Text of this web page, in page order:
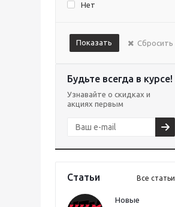
Нет
Показать Сбросить
Будьте всегда в курсе!
Узнавайте о скидках и
акциях первым
Статьи Все статьи
Новые